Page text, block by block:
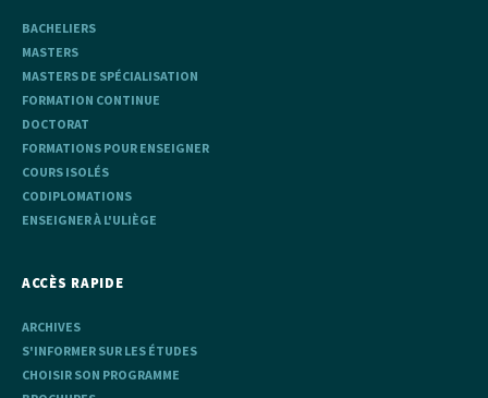
BACHELIERS
MASTERS
MASTERS DE SPÉCIALISATION
FORMATION CONTINUE
DOCTORAT
FORMATIONS POUR ENSEIGNER
COURS ISOLÉS
CODIPLOMATIONS
ENSEIGNER À L'ULIÈGE
ACCÈS RAPIDE
ARCHIVES
S'INFORMER SUR LES ÉTUDES
CHOISIR SON PROGRAMME